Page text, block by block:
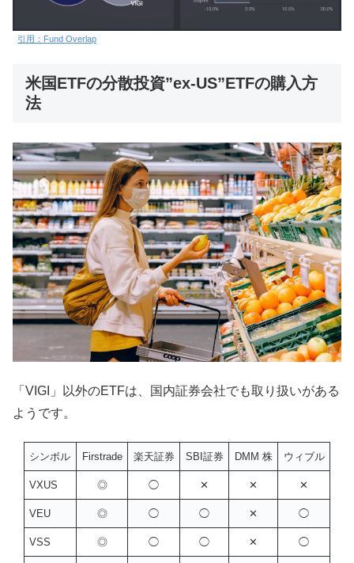
引用：Fund Overlap
米国ETFの分散投資”ex-US”ETFの購入方
法
「VIGI」以外のETFは、国内証券会社でも取り扱いがある
ようです。
シンボル Firstrade 楽天証券 SBI証券 DMM 株 ウィブル
VXUS ◎ ◯ ✕ ✕ ✕
VEU ◎ ◯ ◯ ✕ ◯
VSS ◎ ◯ ◯ ✕ ◯